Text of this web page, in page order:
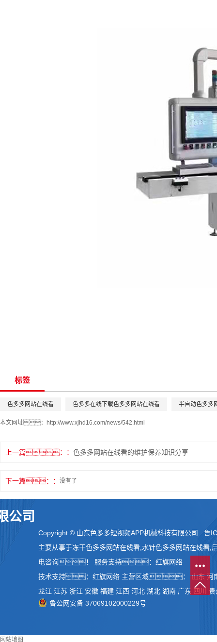
标签
色多多网站在线看 色多多在线下载色多多网站在线看 半自动色多多
本文网址： http://www.xjhd16.com/news/542.html
上一篇： 色多多网站在线看的维护保养知识分享
下一篇： 没有了
公司
Copyright © 山东色多多短视频APP机械科技有限公司 鲁
主要从事于冻干色多多网站在线看 水针色多多网站在线看
电咨询！ 服务支持： 红旗网络
技术支持： 红旗网络 主营区域：山东 河
龙江 江苏 浙江 安徽 福建 江西 河北 湖北 湖南 广东 四川
鲁公网安备 37069102000229号
网站地图